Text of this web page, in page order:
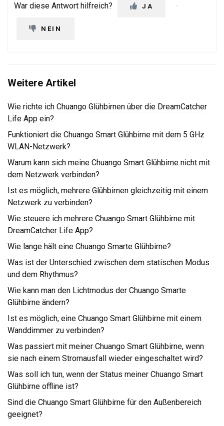
War diese Antwort hilfreich? JA
NEIN
Weitere Artikel
Wie richte ich Chuango Glühbirnen über die DreamCatcher
Life App ein?
Funktioniert die Chuango Smart Glühbirne mit dem 5 GHz
WLAN-Netzwerk?
Warum kann sich meine Chuango Smart Glühbirne nicht mit
dem Netzwerk verbinden?
Ist es möglich, mehrere Glühbirnen gleichzeitig mit einem
Netzwerk zu verbinden?
Wie steuere ich mehrere Chuango Smart Glühbirne mit
DreamCatcher Life App?
Wie lange hält eine Chuango Smarte Glühbirne?
Was ist der Unterschied zwischen dem statischen Modus
und dem Rhythmus?
Wie kann man den Lichtmodus der Chuango Smarte
Glühbirne ändern?
Ist es möglich, eine Chuango Smart Glühbirne mit einem
Wanddimmer zu verbinden?
Was passiert mit meiner Chuango Smart Glühbirne, wenn
sie nach einem Stromausfall wieder eingeschaltet wird?
Was soll ich tun, wenn der Status meiner Chuango Smart
Glühbirne offline ist?
Sind die Chuango Smart Glühbirne für den Außenbereich
geeignet?